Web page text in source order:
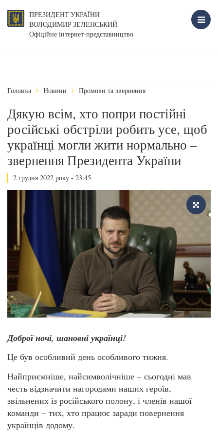
ПРЕЗИДЕНТ УКРАЇНИ
ВОЛОДИМИР ЗЕЛЕНСЬКИЙ
Офіційне інтернет-представництво
Головна Новини Промови та звернення
Дякую всім, хто попри постійні
російські обстріли робить усе, щоб
українці могли жити нормально –
звернення Президента України
2 грудня 2022 року - 23:45
Доброї ночі, шановні українці!
Це був особливий день особливого тижня.
Найприємніше, найсимволічніше – сьогодні мав
честь відзначити нагородами наших героїв,
звільнених із російського полону, і членів нашої
команди – тих, хто працює заради повернення
українців додому.